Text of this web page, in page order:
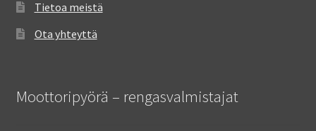
Tietoa meistä
Ota yhteyttä
Moottoripyörä – rengasvalmistajat